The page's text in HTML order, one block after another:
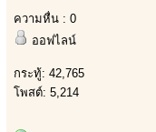
ความหื่น : 0
ออฟไลน์
กระทู้: 42,765
โพสต์: 5,214